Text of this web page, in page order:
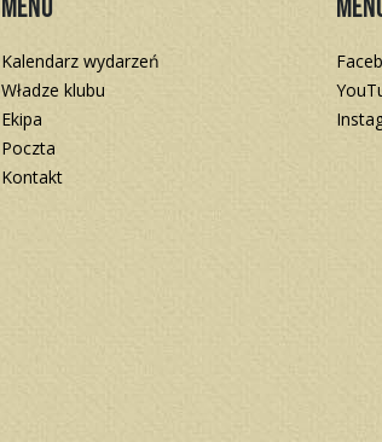
Menu
Kalendarz wydarzeń
Władze klubu
Ekipa
Poczta
Kontakt